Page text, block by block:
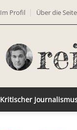
Im Profil Über die Seite
Kritischer